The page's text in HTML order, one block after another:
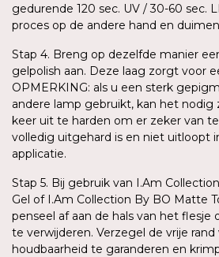
gedurende 120 sec. UV / 30-60 sec.
proces op de andere hand en
Stap 4. Breng op dezelfde manier
gelpolish aan. Deze laag zorgt voor
OPMERKING: als u een sterk
andere lamp gebruikt, kan het
keer uit te harden om er zeker van
volledig uitgehard is en niet uitloopt
applicatie.
Stap 5. Bij gebruik van I.Am
Gel of I.Am Collection By BO Matte
penseel af aan de hals van het
te verwijderen. Verzegel de vrije
houdbaarheid te garanderen en